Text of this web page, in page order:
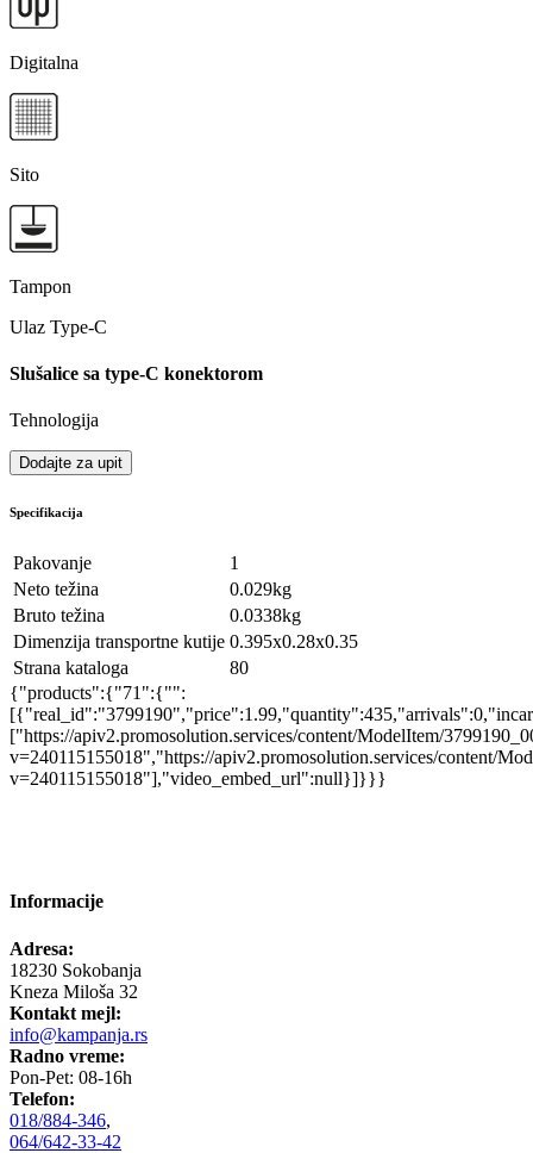
Digitalna
Sito
Tampon
Ulaz Type-C
Slušalice sa type-C konektorom
Tehnologija
Dodajte za upit
Specifikacija
Pakovanje
1
Neto težina
0.029kg
Bruto težina
0.0338kg
Dimenzija transportne kutije 0.395x0.28x0.35
Strana kataloga
80
{"products":{"71":{"":
["https://apiv2.promosolution.services/content/ModelItem/
v=240115155018","https://apiv2.promosolution.services/content/
v=240115155018"],"video_embed_url":null}]}}}
Informacije
Adresa:
18230 Sokobanja
Kneza Miloša 32
Kontakt mejl:
info@kampanja.rs
Radno vreme:
Pon-Pet: 08-16h
Telefon:
018/884-346,
064/642-33-42